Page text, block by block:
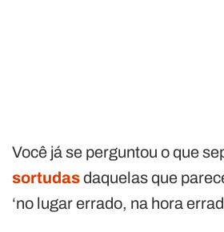
Você já se perguntou o que
sortudasdaquelas que
‘no lugar errado, na hora